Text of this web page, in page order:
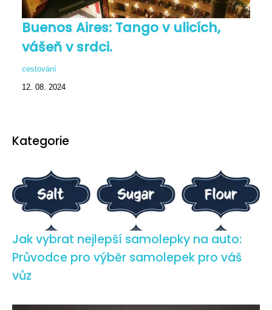
Buenos Aires: Tango v ulicích,
vášeň v srdci.
cestování
12. 08. 2024
Kategorie
Jak vybrat nejlepší samolepky na auto:
Průvodce pro výběr samolepek pro váš
vůz